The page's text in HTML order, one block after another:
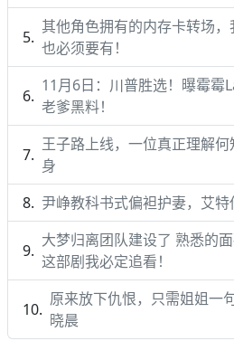
其他角色拥有的内存卡转场，
也必须要有！
11月6日：川普胜选！曝霉霉
老爹黑料！
王子路上线，一位真正理解
身
尹峥教科书式偏袒护妻，艾
大梦归离团队建设了 熟悉的面
这部剧我必定追看！
原来放下仇恨，只需姐姐一
晓晨